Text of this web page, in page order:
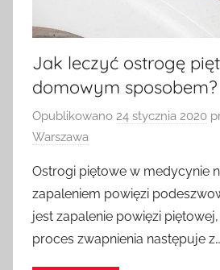
Jak leczyć ostrogę
domowym sposobem?
Opublikowano 24 stycznia 2020
Warszawa
Ostrogi piętowe w medycynie
zapaleniem powięzi
jest zapalenie powięzi
proces zwapnienia następuje z…